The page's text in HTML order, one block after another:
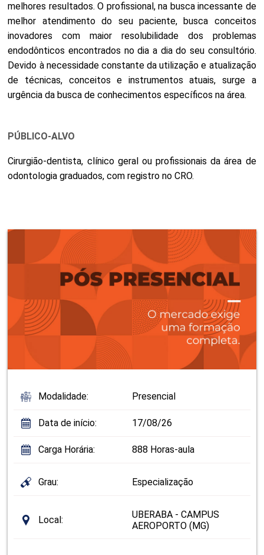
Modalidade: Presencial
Data de início: 17/08/26
Carga Horária: 888 Horas-aula
Grau: Especialização
Local:
UBERABA - CAMPUS
AEROPORTO (MG)
melhores resultados. O profissional, na busca incessante de
melhor atendimento do seu paciente, busca conceitos
inovadores com maior resolubilidade dos problemas
endodônticos encontrados no dia a dia do seu consultório.
Devido à necessidade constante da utilização e atualização
de técnicas, conceitos e instrumentos atuais, surge a
urgência da busca de conhecimentos específicos na área.
PÚBLICO-ALVO
Cirurgião-dentista, clínico geral ou profissionais da área de
odontologia graduados, com registro no CRO.